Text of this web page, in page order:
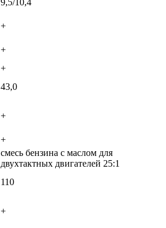
9,5/10,4
+
+
+
43,0
+
+
смесь бензина с маслом для
двухтактных двигателей 25:1
110
+